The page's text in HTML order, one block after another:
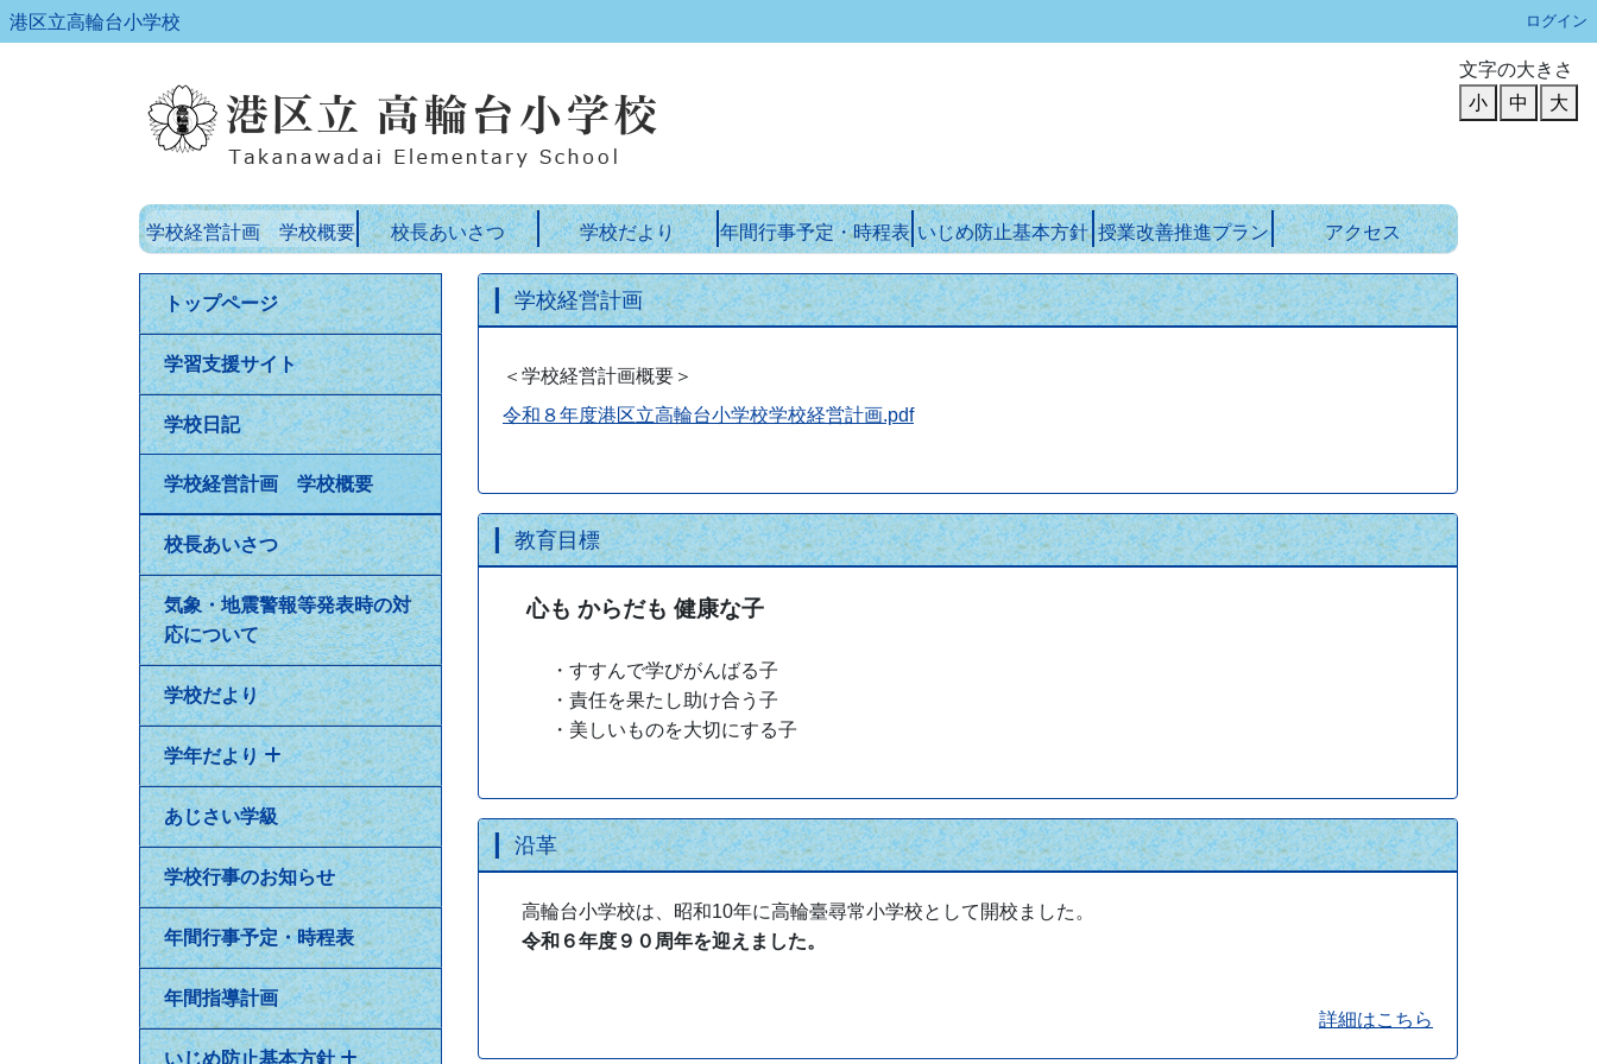
港区立高輪台小学校 ログイン
文字の大きさ
小
中 大
学校経営計画 学校概要 校長あいさつ 学校だより 年間行事予定・時程表 いじめ防止基本方針 授業改善推進プラン アクセス
トップページ
学習支援サイト
学校日記
学校経営計画 学校概要
校長あいさつ
気象・地震警報等発表時の対
応について
学校だより
学年だより
あじさい学級
学校行事のお知らせ
年間行事予定・時程表
年間指導計画
いじめ防止基本方針
学校経営計画
＜学校経営計画概要＞
令和８年度港区立高輪台小学校学校経営計画.pdf
教育目標
心も からだも 健康な子
・すすんで学びがんばる子
・責任を果たし助け合う子
・美しいものを大切にする子
沿革
高輪台小学校は、昭和10年に高輪臺尋常小学校として開校ました。
令和６年度９０周年を迎えました。
詳細はこちら